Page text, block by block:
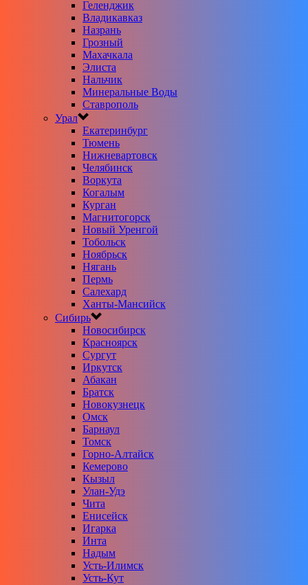
Геленджик
Владикавказ
Назрань
Грозный
Махачкала
Элиста
Нальчик
Минеральные Воды
Ставрополь
Урал
Екатеринбург
Тюмень
Нижневартовск
Челябинск
Воркута
Когалым
Курган
Магнитогорск
Новый Уренгой
Тобольск
Ноябрьск
Нягань
Пермь
Салехард
Ханты-Мансийск
Сибирь
Новосибирск
Красноярск
Сургут
Иркутск
Абакан
Братск
Новокузнецк
Омск
Барнаул
Томск
Горно-Алтайск
Кемерово
Кызыл
Улан-Удэ
Чита
Енисейск
Игарка
Инта
Надым
Усть-Илимск
Усть-Кут